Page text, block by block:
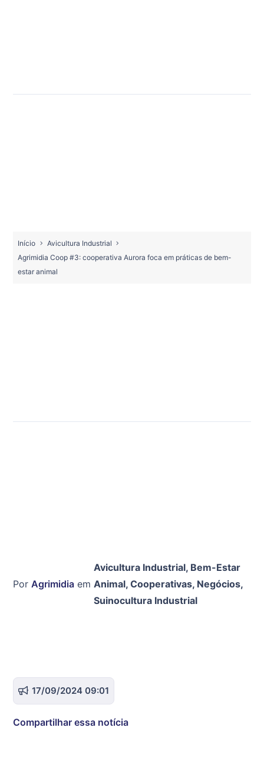
Início
Avicultura Industrial
Agrimidia Coop #3: cooperativa Aurora foca em práticas de bem-
estar animal
Por Agrimidia em
Avicultura Industrial, Bem-Estar
Animal, Cooperativas, Negócios,
Suinocultura Industrial
17/09/2024 09:01
Compartilhar essa notícia